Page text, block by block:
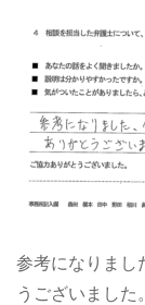
参考になりまし
うございました。